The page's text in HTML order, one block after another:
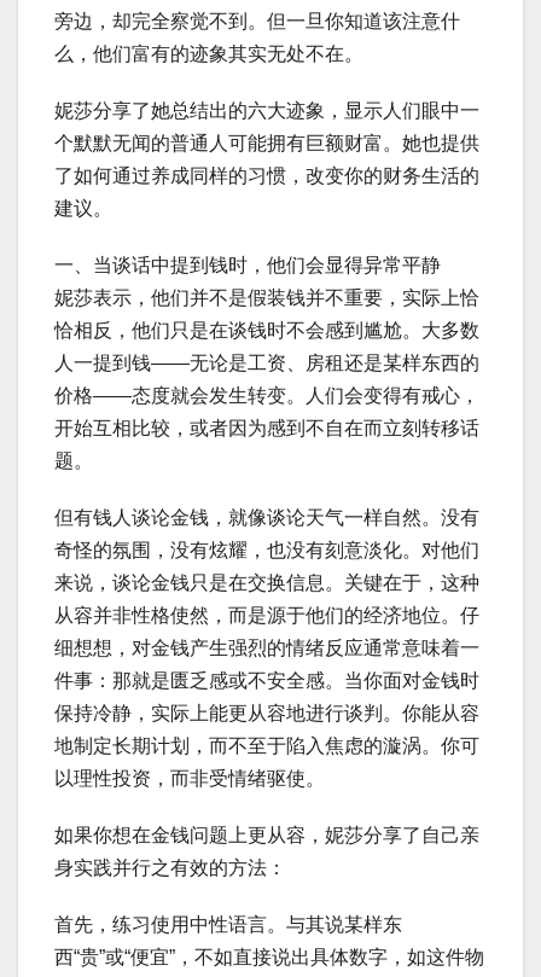
旁边，却完全察觉不到。但一旦你知道该注意什
么，他们富有的迹象其实无处不在。
妮莎分享了她总结出的六大迹象，显示人们眼中一
个默默无闻的普通人可能拥有巨额财富。她也提供
了如何通过养成同样的习惯，改变你的财务生活的
建议。
一、当谈话中提到钱时，他们会显得异常平静
妮莎表示，他们并不是假装钱并不重要，实际上恰
恰相反，他们只是在谈钱时不会感到尴尬。大多数
人一提到钱——无论是工资、房租还是某样东西的
价格——态度就会发生转变。人们会变得有戒心，
开始互相比较，或者因为感到不自在而立刻转移话
题。
但有钱人谈论金钱，就像谈论天气一样自然。没有
奇怪的氛围，没有炫耀，也没有刻意淡化。对他们
来说，谈论金钱只是在交换信息。关键在于，这种
从容并非性格使然，而是源于他们的经济地位。仔
细想想，对金钱产生强烈的情绪反应通常意味着一
件事：那就是匮乏感或不安全感。当你面对金钱时
保持冷静，实际上能更从容地进行谈判。你能从容
地制定长期计划，而不至于陷入焦虑的漩涡。你可
以理性投资，而非受情绪驱使。
如果你想在金钱问题上更从容，妮莎分享了自己亲
身实践并行之有效的方法：
首先，练习使用中性语言。与其说某样东
西“贵”或“便宜”，不如直接说出具体数字，如这件物